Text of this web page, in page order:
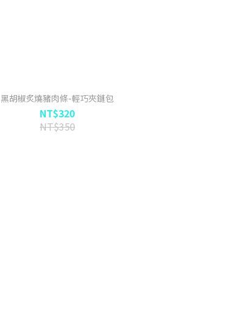
黑胡椒炙燒豬肉條-輕巧夾鏈包
NT$320
NT$350